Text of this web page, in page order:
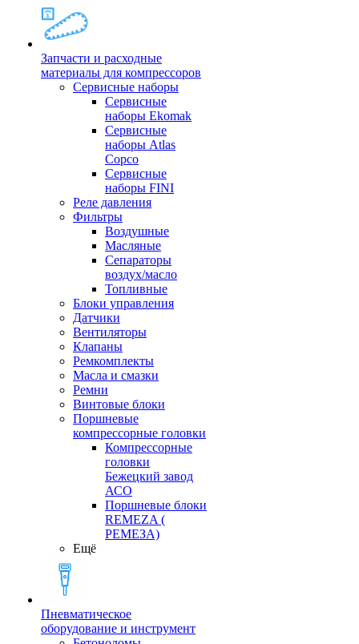
Запчасти и расходные
материалы для компрессоров
Cервисные наборы
Сервисные
наборы Ekomak
Cервисные
наборы Atlas
Copco
Сервисные
наборы FINI
Реле давления
Фильтры
Воздушные
Масляные
Сепараторы
воздух/масло
Топливные
Блоки управления
Датчики
Вентиляторы
Клапаны
Ремкомплекты
Масла и смазки
Ремни
Винтовые блоки
Поршневые
компрессорные головки
Компрессорные
головки
Бежецкий завод
АСО
Поршневые блоки
REMEZA (
РЕМЕЗА)
Ещё
Пневматическое
оборудование и инструмент